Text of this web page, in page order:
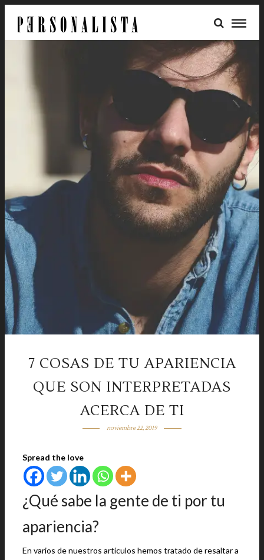
7 COSAS DE TU APARIENCIA
QUE SON INTERPRETADAS
ACERCA DE TI
noviembre 22, 2019
Spread the love
¿Qué sabe la gente de ti por tu
apariencia?
En varios de nuestros artículos hemos tratado de resaltar a